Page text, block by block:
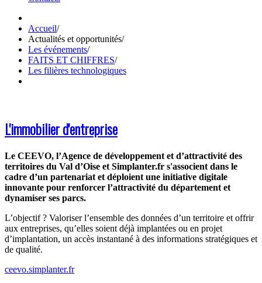
Accueil/
Actualités et opportunités/
Les événements/
FAITS ET CHIFFRES/
Les filières technologiques
L'immobilier d'entreprise
Le CEEVO, l’Agence de développement et d’attractivité des
territoires du Val d’Oise et Simplanter.fr s'associent dans le
cadre d’un partenariat et déploient une initiative digitale
innovante pour renforcer l’attractivité du département et
dynamiser ses parcs.
L’objectif ? Valoriser l’ensemble des données d’un territoire et offrir
aux entreprises, qu’elles soient déjà implantées ou en projet
d’implantation, un accès instantané à des informations stratégiques et
de qualité.
ceevo.simplanter.fr